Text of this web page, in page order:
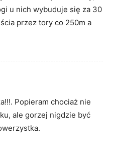
u nich wybuduje się za 30
przez tory co 250m a
Popieram chociaż nie
ale gorzej nigdzie być